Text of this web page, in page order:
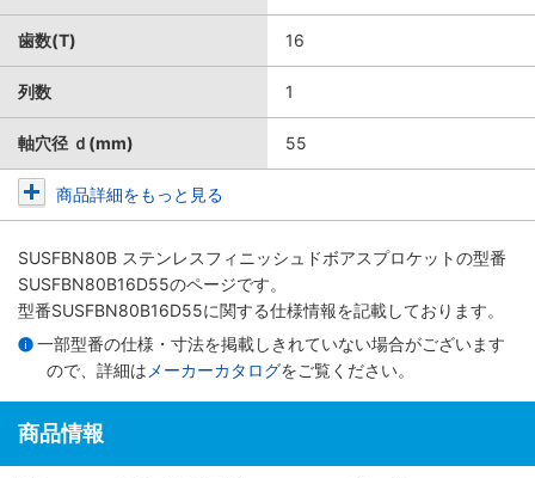
歯数(T) 16
列数 1
軸穴径 ｄ(mm) 55
商品詳細をもっと見る
SUSFBN80B ステンレスフィニッシュドボアスプロケットの型番
SUSFBN80B16D55のページです。
型番SUSFBN80B16D55に関する仕様情報を記載しております。
一部型番の仕様・寸法を掲載しきれていない場合がございます
ので、詳細は メーカーカタログをご覧ください。
商品情報